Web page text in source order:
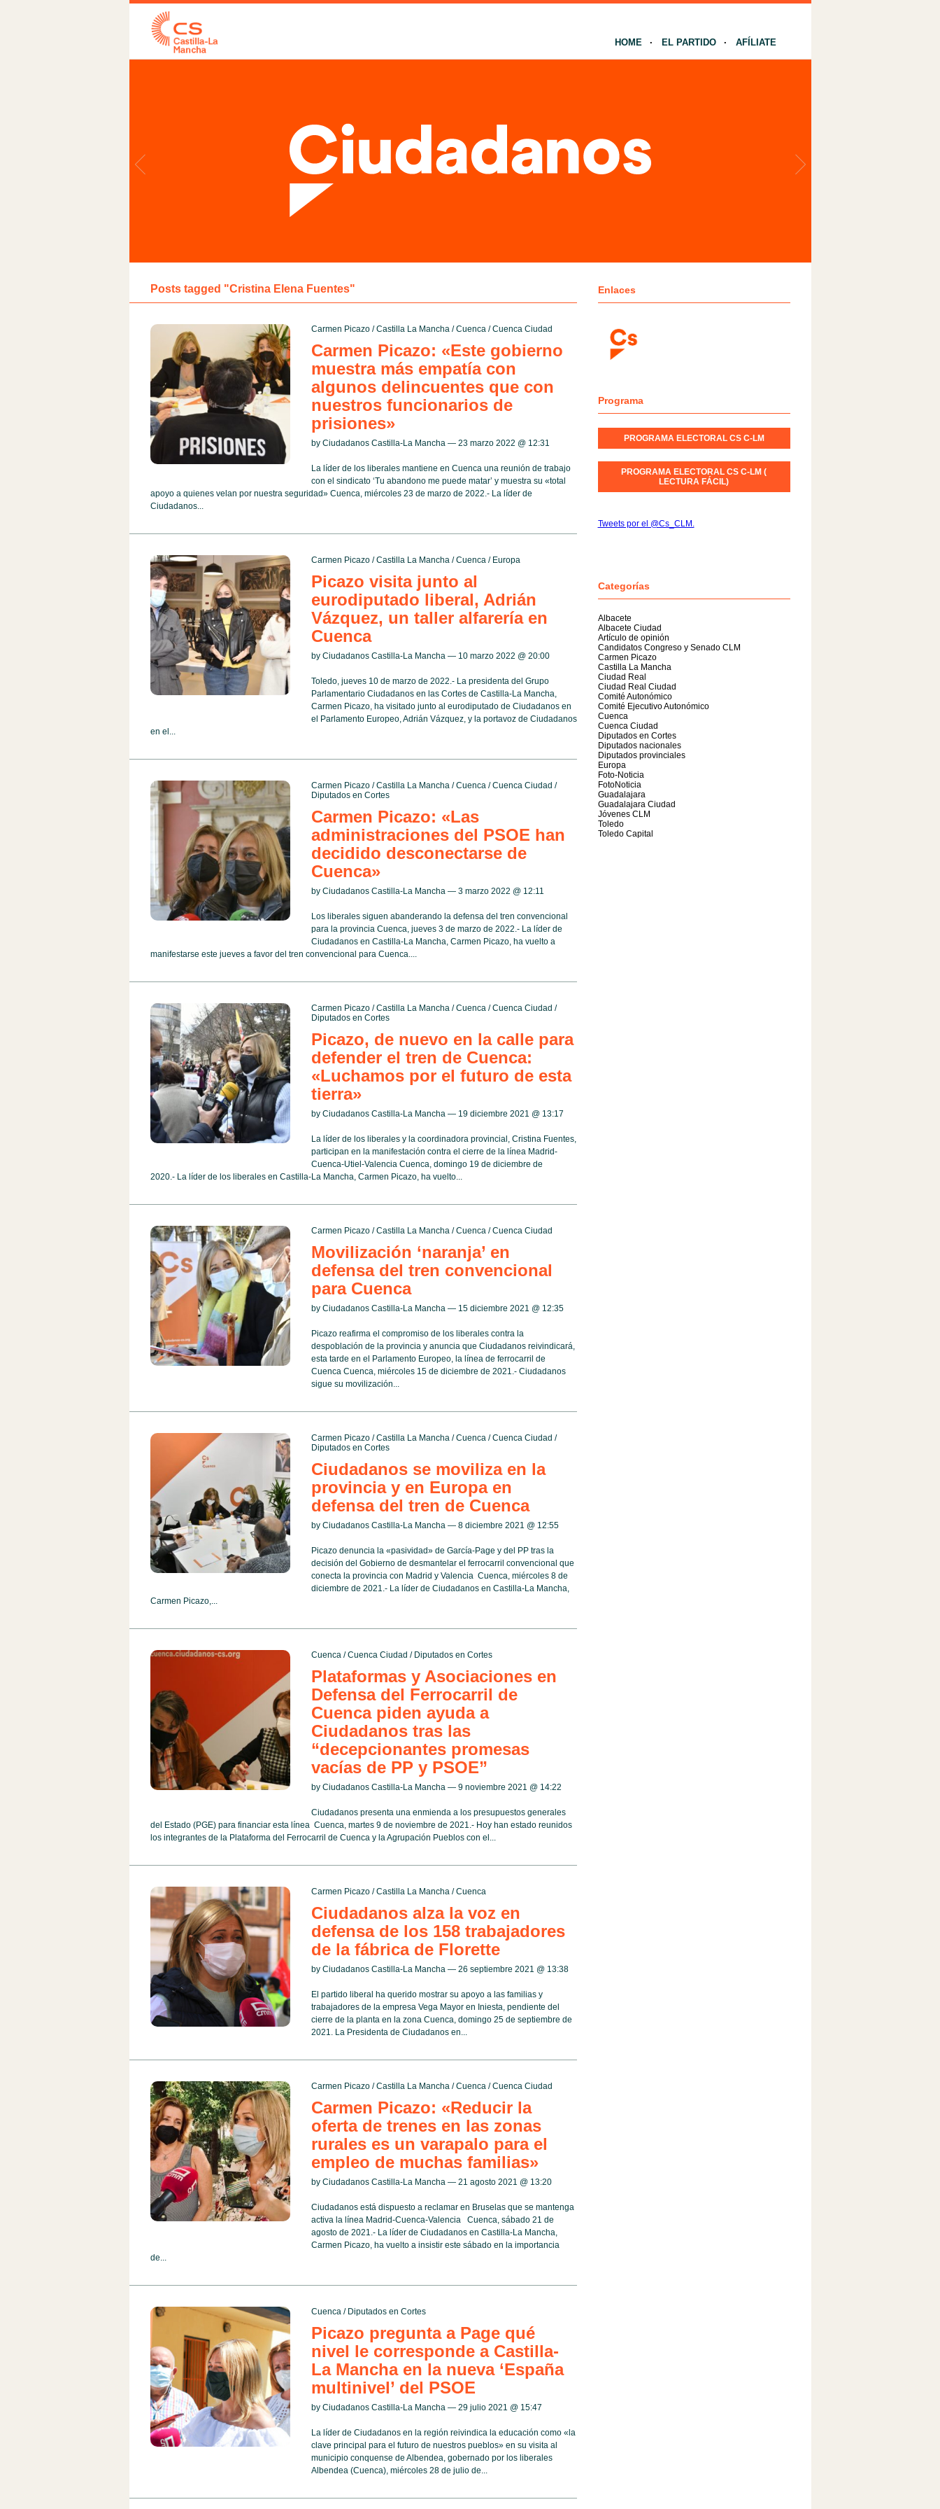
HOME EL PARTIDO AFÍLIATE
Posts tagged "Cristina Elena Fuentes"
Carmen Picazo/Castilla La Mancha/Cuenca/Cuenca Ciudad
Carmen Picazo: «Este gobierno
muestra más empatía con
algunos delincuentes que con
nuestros funcionarios de
prisiones»
by Ciudadanos Castilla-La Mancha — 23 marzo 2022 @ 12:31
La líder de los liberales mantiene en Cuenca una reunión de trabajo
con el sindicato ‘Tu abandono me puede matar’ y muestra su «total
apoyo a quienes velan por nuestra seguridad» Cuenca, miércoles 23 de marzo de 2022.- La líder de
Ciudadanos...
Carmen Picazo/Castilla La Mancha/Cuenca/ Europa
Picazo visita junto al
eurodiputado liberal, Adrián
Vázquez, un taller alfarería en
Cuenca
by Ciudadanos Castilla-La Mancha — 10 marzo 2022 @ 20:00
Toledo, jueves 10 de marzo de 2022.- La presidenta del Grupo
Parlamentario Ciudadanos en las Cortes de Castilla-La Mancha,
Carmen Picazo, ha visitado junto al eurodiputado de Ciudadanos en
el Parlamento Europeo, Adrián Vázquez, y la portavoz de Ciudadanos
en el...
Carmen Picazo/Castilla La Mancha/Cuenca/Cuenca Ciudad /
Diputados en Cortes
Carmen Picazo: «Las
administraciones del PSOE han
decidido desconectarse de
Cuenca»
by Ciudadanos Castilla-La Mancha — 3 marzo 2022 @ 12:11
Los liberales siguen abanderando la defensa del tren convencional
para la provincia Cuenca, jueves 3 de marzo de 2022.- La líder de
Ciudadanos en Castilla-La Mancha, Carmen Picazo, ha vuelto a
manifestarse este jueves a favor del tren convencional para Cuenca....
Carmen Picazo/Castilla La Mancha/Cuenca/Cuenca Ciudad /
Diputados en Cortes
Picazo, de nuevo en la calle para
defender el tren de Cuenca:
«Luchamos por el futuro de esta
tierra»
by Ciudadanos Castilla-La Mancha — 19 diciembre 2021 @ 13:17
La líder de los liberales y la coordinadora provincial, Cristina Fuentes,
participan en la manifestación contra el cierre de la línea Madrid-
Cuenca-Utiel-Valencia Cuenca, domingo 19 de diciembre de
2020.- La líder de los liberales en Castilla-La Mancha, Carmen Picazo, ha vuelto...
Carmen Picazo/Castilla La Mancha/Cuenca/Cuenca Ciudad
Movilización ‘naranja’ en
defensa del tren convencional
para Cuenca
by Ciudadanos Castilla-La Mancha — 15 diciembre 2021 @ 12:35
Picazo reafirma el compromiso de los liberales contra la
despoblación de la provincia y anuncia que Ciudadanos reivindicará,
esta tarde en el Parlamento Europeo, la línea de ferrocarril de
Cuenca Cuenca, miércoles 15 de diciembre de 2021.- Ciudadanos
sigue su movilización...
Carmen Picazo/Castilla La Mancha/Cuenca/Cuenca Ciudad /
Diputados en Cortes
Ciudadanos se moviliza en la
provincia y en Europa en
defensa del tren de Cuenca
by Ciudadanos Castilla-La Mancha — 8 diciembre 2021 @ 12:55
Picazo denuncia la «pasividad» de García-Page y del PP tras la
decisión del Gobierno de desmantelar el ferrocarril convencional que
conecta la provincia con Madrid y Valencia Cuenca, miércoles 8 de
diciembre de 2021.- La líder de Ciudadanos en Castilla-La Mancha,
Carmen Picazo,...
Cuenca/Cuenca Ciudad / Diputados en Cortes
Plataformas y Asociaciones en
Defensa del Ferrocarril de
Cuenca piden ayuda a
Ciudadanos tras las
“decepcionantes promesas
vacías de PP y PSOE”
by Ciudadanos Castilla-La Mancha — 9 noviembre 2021 @ 14:22
Ciudadanos presenta una enmienda a los presupuestos generales
del Estado (PGE) para financiar esta línea Cuenca, martes 9 de noviembre de 2021.- Hoy han estado reunidos
los integrantes de la Plataforma del Ferrocarril de Cuenca y la Agrupación Pueblos con el...
Carmen Picazo/Castilla La Mancha/Cuenca
Ciudadanos alza la voz en
defensa de los 158 trabajadores
de la fábrica de Florette
by Ciudadanos Castilla-La Mancha — 26 septiembre 2021 @ 13:38
El partido liberal ha querido mostrar su apoyo a las familias y
trabajadores de la empresa Vega Mayor en Iniesta, pendiente del
cierre de la planta en la zona Cuenca, domingo 25 de septiembre de
2021. La Presidenta de Ciudadanos en...
Carmen Picazo/Castilla La Mancha/Cuenca/Cuenca Ciudad
Carmen Picazo: «Reducir la
oferta de trenes en las zonas
rurales es un varapalo para el
empleo de muchas familias»
by Ciudadanos Castilla-La Mancha — 21 agosto 2021 @ 13:20
Ciudadanos está dispuesto a reclamar en Bruselas que se mantenga
activa la línea Madrid-Cuenca-Valencia Cuenca, sábado 21 de
agosto de 2021.- La líder de Ciudadanos en Castilla-La Mancha,
Carmen Picazo, ha vuelto a insistir este sábado en la importancia
de...
Cuenca/ Diputados en Cortes
Picazo pregunta a Page qué
nivel le corresponde a Castilla-
La Mancha en la nueva ‘España
multinivel’ del PSOE
by Ciudadanos Castilla-La Mancha — 29 julio 2021 @ 15:47
La líder de Ciudadanos en la región reivindica la educación como «la
clave principal para el futuro de nuestros pueblos» en su visita al
municipio conquense de Albendea, gobernado por los liberales
Albendea (Cuenca), miércoles 28 de julio de...
Enlaces
Programa
PROGRAMA ELECTORAL CS C-LM
PROGRAMA ELECTORAL CS C-LM (
LECTURA FÁCIL)
Tweets por el @Cs_CLM.
Categorías
Albacete
Albacete Ciudad
Artículo de opinión
Candidatos Congreso y Senado CLM
Carmen Picazo
Castilla La Mancha
Ciudad Real
Ciudad Real Ciudad
Comité Autonómico
Comité Ejecutivo Autonómico
Cuenca
Cuenca Ciudad
Diputados en Cortes
Diputados nacionales
Diputados provinciales
Europa
Foto-Noticia
FotoNoticia
Guadalajara
Guadalajara Ciudad
Jóvenes CLM
Toledo
Toledo Capital